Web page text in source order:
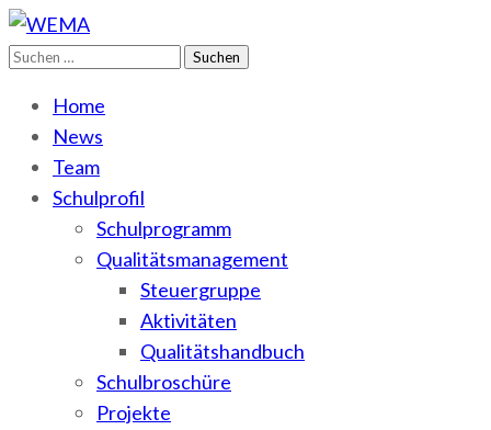
WEMA
BbS I des Salzlandkreises
Suchen
Home
News
Team
Schulprofil
Schulprogramm
Qualitätsmanagement
Steuergruppe
Aktivitäten
Qualitätshandbuch
Schulbroschüre
Projekte